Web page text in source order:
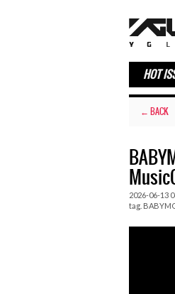
HOT
← BACK
2026-06-13
tag.